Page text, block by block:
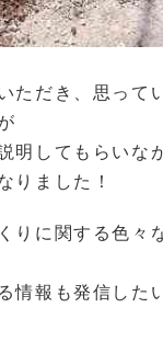
ただき、思って
明してもらいな
りました！
りに関する色々
情報も発信した